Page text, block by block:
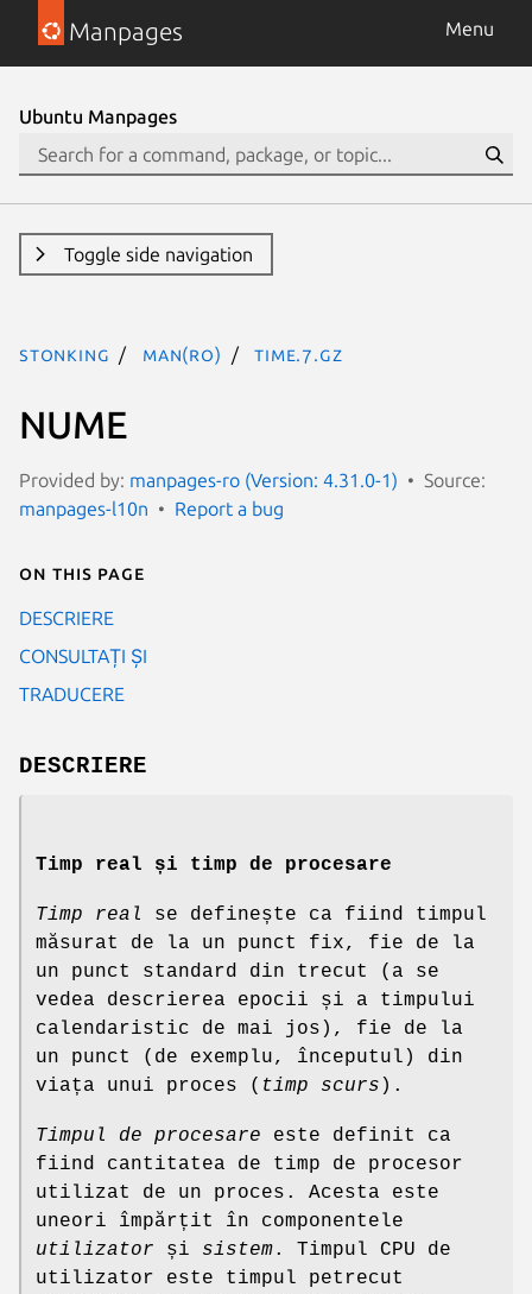
Manpages Menu
Ubuntu Manpages
Toggle side navigation
stonking man(ro) time.7.gz
NUME
Provided by: manpages-ro (Version: 4.31.0-1)
Source:
manpages-l10n
Report a bug
On this page
DESCRIERE
CONSULTAȚI ȘI
TRADUCERE
DESCRIERE
Timp real și timp de procesare
Timp real
se definește ca fiind timpul
măsurat de la un punct fix, fie de la
un punct standard din trecut (a se
vedea descrierea epocii și a timpului
calendaristic de mai jos), fie de la
un punct (de exemplu, începutul) din
viața unui proces ( timp scurs ).
Timpul de procesare este definit ca
fiind cantitatea de timp de procesor
utilizat de un proces. Acesta este
uneori împărțit în componentele
utilizator și sistem. Timpul CPU de
utilizator este timpul petrecut